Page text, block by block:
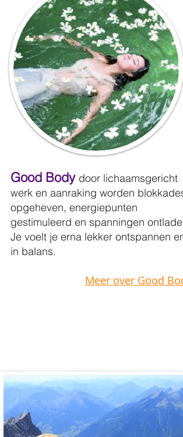
Good Body door lichaamsgericht
werk en aanraking worden
opgeheven, energiepunten
gestimuleerd en spanningen
Je voelt je erna lekker ontspannen
in balans.
Meer over Good